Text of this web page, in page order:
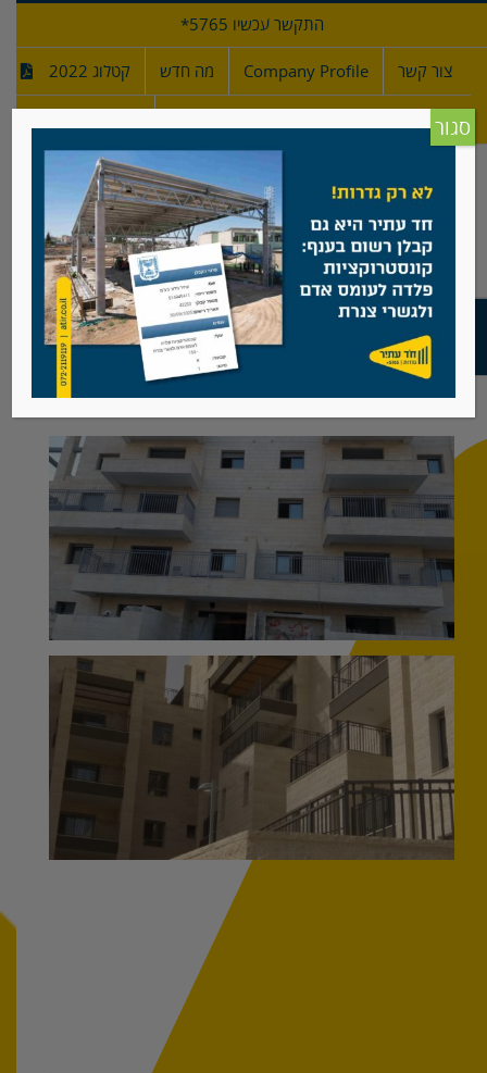
התקשר עכשיו 5765*
צור קשר Company Profile מה חדש קטלוג 2022
מעקה מרפסת
סגור